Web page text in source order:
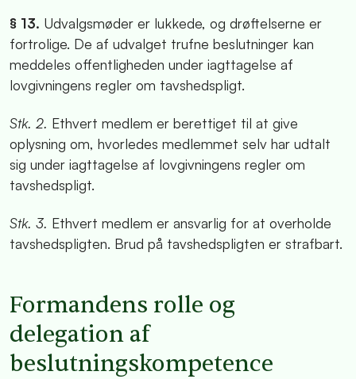
§ 13. Udvalgsmøder er lukkede, og drøftelserne er
fortrolige. De af udvalget trufne beslutninger kan
meddeles offentligheden under iagttagelse af
lovgivningens regler om tavshedspligt.
Stk. 2. Ethvert medlem er berettiget til at give
oplysning om, hvorledes medlemmet selv har udtalt
sig under iagttagelse af lovgivningens regler om
tavshedspligt.
Stk. 3. Ethvert medlem er ansvarlig for at overholde
tavshedspligten. Brud på tavshedspligten er strafbart.
Formandens rolle og
delegation af
beslutningskompetence